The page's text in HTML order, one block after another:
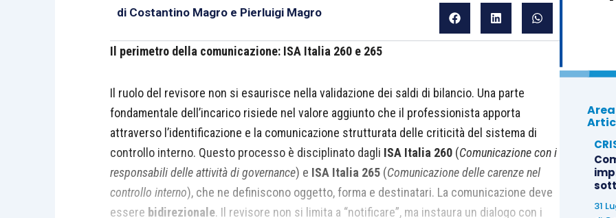
di Costantino Magro e Pierluigi Magro
Il perimetro della comunicazione: ISA Italia 260 e 265
Il ruolo del revisore non si esaurisce nella validazione dei saldi di bilancio. Una parte
fondamentale dell’incarico risiede nel valore aggiunto che il professionista apporta
attraverso l’identificazione e la comunicazione strutturata delle criticità del sistema di
controllo interno. Questo processo è disciplinato dagli ISA Italia 260 (Comunicazione con i
responsabili delle attività di governance) e ISA Italia 265 (Comunicazione delle carenze nel
controllo interno), che ne definiscono oggetto, forma e destinatari. La comunicazione deve
essere bidirezionale. Il revisore non si limita a “notificare”, ma instaura un dialogo con i
31